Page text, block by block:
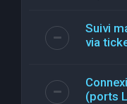
Suivi
via
(ports